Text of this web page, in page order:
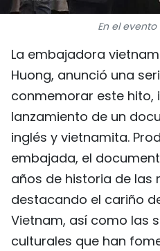
TIẾNG
ENGLISH
中文
En el evento
La embajadora
Huong, anunció una
conmemorar este hito,
lanzamiento de un
inglés y vietnamita.
embajada, el
años de historia de las
destacando el cariño
Vietnam, así como las
culturales que han